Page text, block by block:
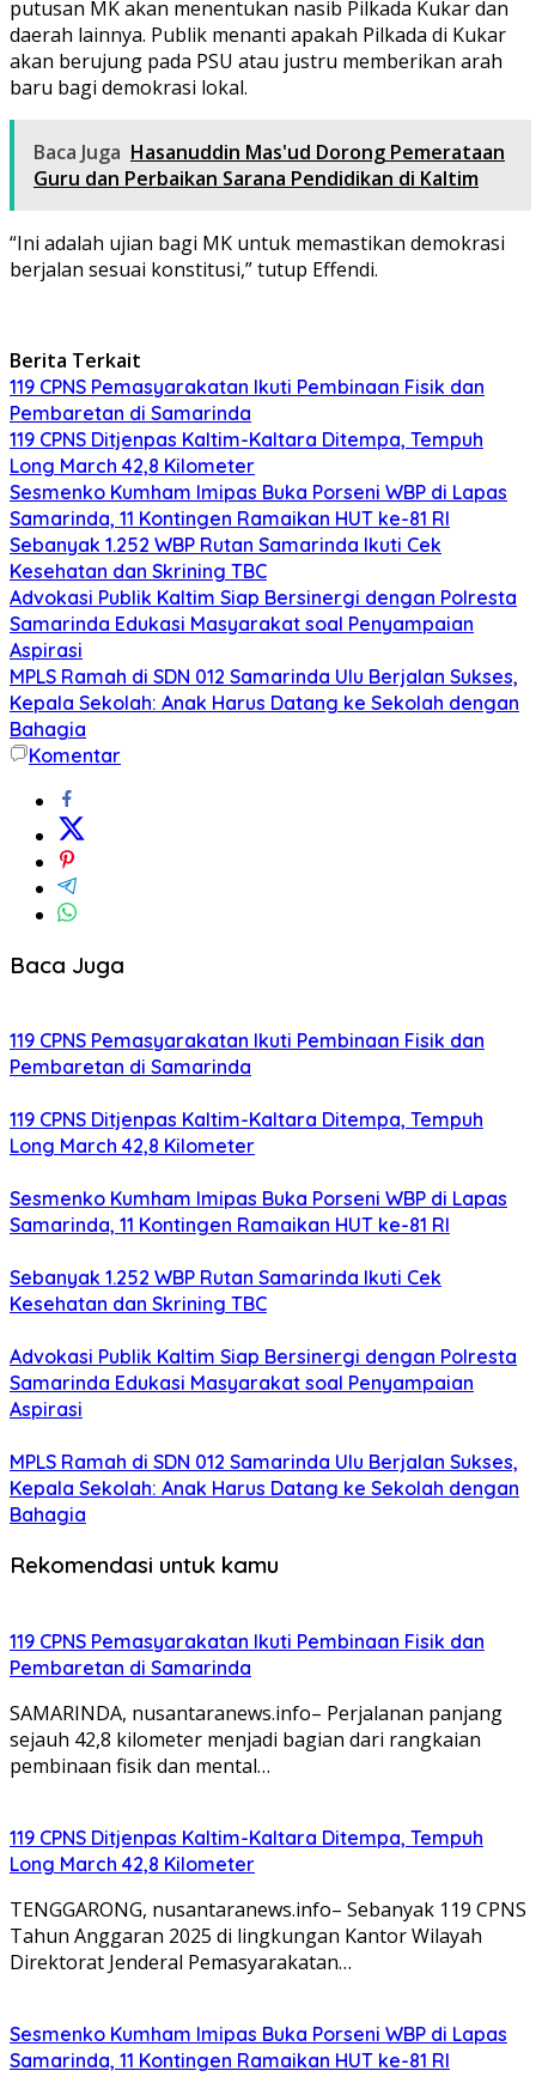
putusan MK akan menentukan nasib Pilkada Kukar dan
daerah lainnya. Publik menanti apakah Pilkada di Kukar
akan berujung pada PSU atau justru memberikan arah
baru bagi demokrasi lokal.
Baca Juga Hasanuddin Mas'ud Dorong Pemerataan
Guru dan Perbaikan Sarana Pendidikan di Kaltim
“Ini adalah ujian bagi MK untuk memastikan demokrasi
berjalan sesuai konstitusi,” tutup Effendi.
Berita Terkait
119 CPNS Pemasyarakatan Ikuti Pembinaan Fisik dan
Pembaretan di Samarinda
119 CPNS Ditjenpas Kaltim-Kaltara Ditempa, Tempuh
Long March 42,8 Kilometer
Sesmenko Kumham Imipas Buka Porseni WBP di Lapas
Samarinda, 11 Kontingen Ramaikan HUT ke-81 RI
Sebanyak 1.252 WBP Rutan Samarinda Ikuti Cek
Kesehatan dan Skrining TBC
Advokasi Publik Kaltim Siap Bersinergi dengan Polresta
Samarinda Edukasi Masyarakat soal Penyampaian
Aspirasi
MPLS Ramah di SDN 012 Samarinda Ulu Berjalan Sukses,
Kepala Sekolah: Anak Harus Datang ke Sekolah dengan
Bahagia
Komentar
Baca Juga
119 CPNS Pemasyarakatan Ikuti Pembinaan Fisik dan
Pembaretan di Samarinda
119 CPNS Ditjenpas Kaltim-Kaltara Ditempa, Tempuh
Long March 42,8 Kilometer
Sesmenko Kumham Imipas Buka Porseni WBP di Lapas
Samarinda, 11 Kontingen Ramaikan HUT ke-81 RI
Sebanyak 1.252 WBP Rutan Samarinda Ikuti Cek
Kesehatan dan Skrining TBC
Advokasi Publik Kaltim Siap Bersinergi dengan Polresta
Samarinda Edukasi Masyarakat soal Penyampaian
Aspirasi
MPLS Ramah di SDN 012 Samarinda Ulu Berjalan Sukses,
Kepala Sekolah: Anak Harus Datang ke Sekolah dengan
Bahagia
Rekomendasi untuk kamu
119 CPNS Pemasyarakatan Ikuti Pembinaan Fisik dan
Pembaretan di Samarinda
SAMARINDA, nusantaranews.info– Perjalanan panjang
sejauh 42,8 kilometer menjadi bagian dari rangkaian
pembinaan fisik dan mental…
119 CPNS Ditjenpas Kaltim-Kaltara Ditempa, Tempuh
Long March 42,8 Kilometer
TENGGARONG, nusantaranews.info– Sebanyak 119 CPNS
Tahun Anggaran 2025 di lingkungan Kantor Wilayah
Direktorat Jenderal Pemasyarakatan…
Sesmenko Kumham Imipas Buka Porseni WBP di Lapas
Samarinda, 11 Kontingen Ramaikan HUT ke-81 RI